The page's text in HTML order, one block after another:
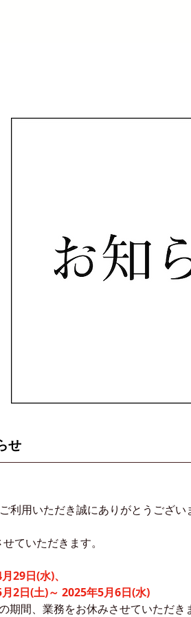
せ
利用いただき誠にありがとうござい
ていただきます。
29日(水)、
)～ 2025年5月6日(水)
期間、業務をお休みさせていただき